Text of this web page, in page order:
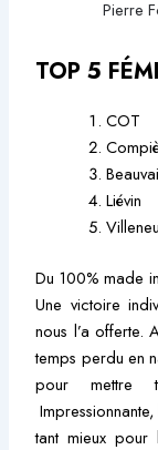
Pierre
TOP 5
COT
Liévin
Du 100% made
Une victoire
nous l’a offerte.
temps perdu en
pour mettre
tant mieux pour